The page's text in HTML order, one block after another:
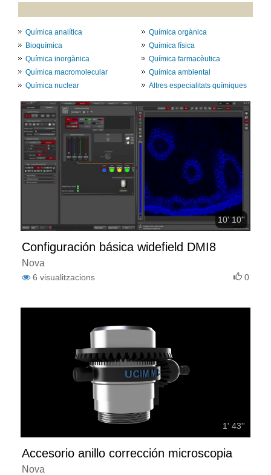
Química analítica
Bioquímica
Química inorgànica
Química macromolecular
Química nuclear
Química orgànica
Química física
Química farmacèutica
Química ambiental
Altres especialitats químiques
10' 10''
Configuración básica widefield DMI8
Nova
6 visualitzacions 0
1' 43''
Accesorio anillo corrección microscopia
Nova